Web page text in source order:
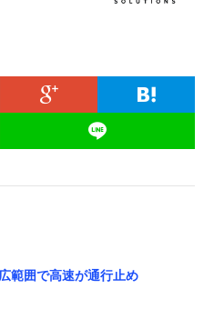
範囲で高速が通行止め